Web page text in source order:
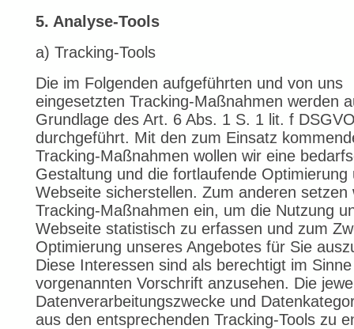
5. Analyse-Tools
a) Tracking-Tools
Die im Folgenden aufgeführten und von uns
eingesetzten Tracking-Maßnahmen werden
Grundlage des Art. 6 Abs. 1 S. 1 lit. f
durchgeführt. Mit den zum Einsatz
Tracking-Maßnahmen wollen wir eine
Gestaltung und die fortlaufende Optimierung
Webseite sicherstellen. Zum anderen setzen
Tracking-Maßnahmen ein, um die Nutzung
Webseite statistisch zu erfassen und zum
Optimierung unseres Angebotes für Sie
Diese Interessen sind als berechtigt im
vorgenannten Vorschrift anzusehen. Die
Datenverarbeitungszwecke und
aus den entsprechenden Tracking-Tools zu